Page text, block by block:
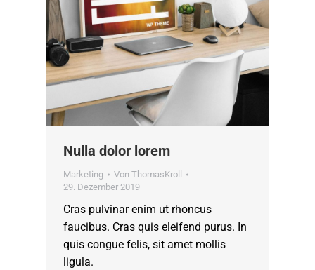
Nulla dolor lorem
Marketing Von ThomasKroll
29. Dezember 2019
Cras pulvinar enim ut rhoncus
faucibus. Cras quis eleifend purus. In
quis congue felis, sit amet mollis
ligula.